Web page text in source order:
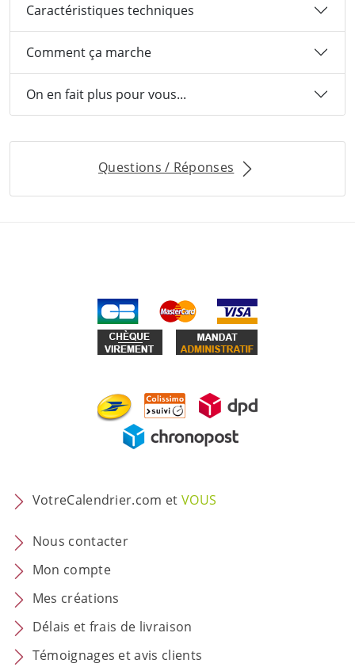
Caractéristiques techniques
Comment ça marche
On en fait plus pour vous...
Questions / Réponses
VotreCalendrier.com etVOUS
Nous contacter
Mon compte
Mes créations
Délais et frais de livraison
Témoignages et avis clients